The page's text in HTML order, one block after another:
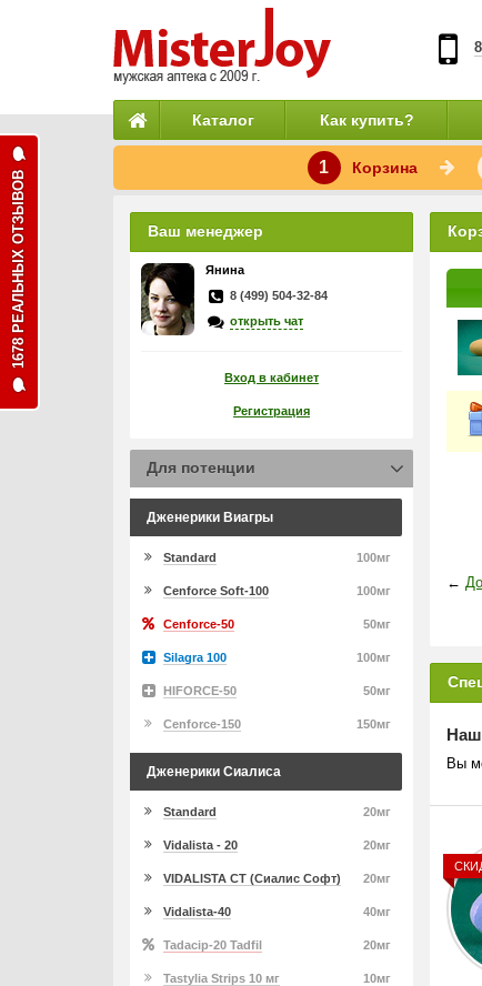
Каталог Как купить?
1 Корзина
←
Вы
Ваш менеджер
Янина
8 (499) 504-32-84
открыть чат
Вход в кабинет
Регистрация
Для потенции
Дженерики Виагры
100мг
Standard
100мг
Cenforce Soft-100
50мг
Cenforce-50
100мг
Silagra 100
50мг
HIFORCE-50
150мг
Cenforce-150
Дженерики Сиалиса
20мг
Standard
20мг
Vidalista - 20
20мг
VIDALISTA CT (Сиалис Софт)
40мг
Vidalista-40
20мг
Tadacip-20 Tadfil
10мг
Tastylia Strips 10 мг
1678 РЕАЛЬНЫХ ОТЗЫВОВ